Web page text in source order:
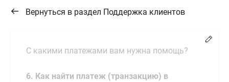
Вернуться в раздел Поддержка клиентов
С какими платежами вам нужна помощь?
6. Как найти платеж (транзакцию) в